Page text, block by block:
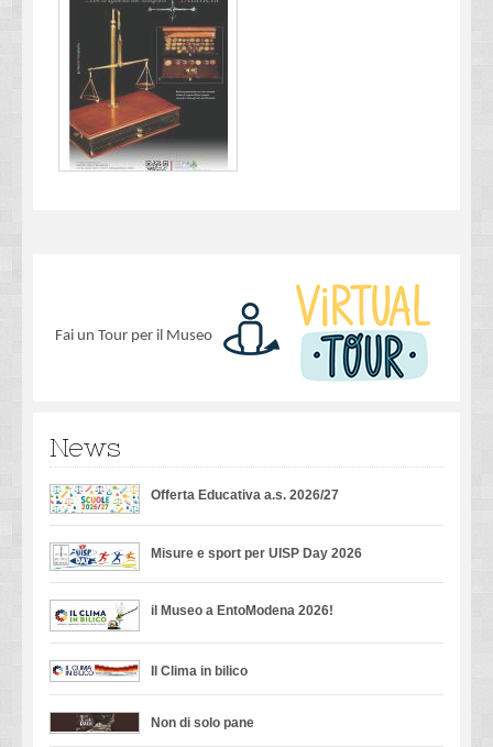
Fai un Tour per il Museo
News
Offerta Educativa a.s. 2026/27
Misure e sport per UISP Day 2026
il Museo a EntoModena 2026!
Il Clima in bilico
Non di solo pane